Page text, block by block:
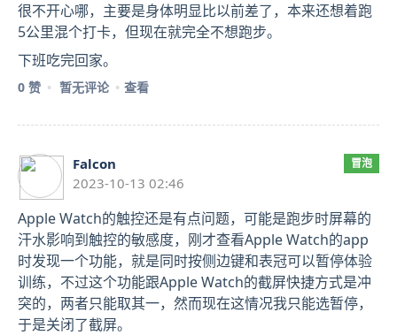
很不开心哪，主要是身体明显比以前差了，本来还想着跑
5公里混个打卡，但现在就完全不想跑步。
下班吃完回家。
0 赞 暂无评论 查看
Falcon
2023-10-13 02:46
冒泡
Apple Watch的触控还是有点问题，可能是跑步时屏幕的
汗水影响到触控的敏感度，刚才查看Apple Watch的app
时发现一个功能，就是同时按侧边键和表冠可以暂停体验
训练，不过这个功能跟Apple Watch的截屏快捷方式是冲
突的，两者只能取其一，然而现在这情况我只能选暂停，
于是关闭了截屏。